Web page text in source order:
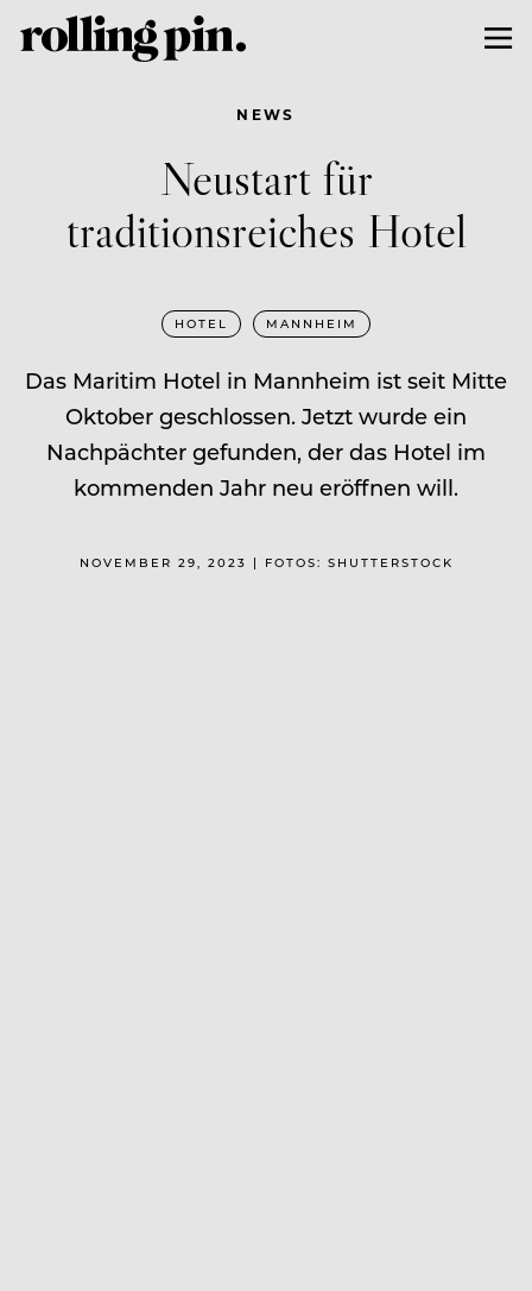
NEWS
Neustart für
traditionsreiches Hotel
HOTEL MANNHEIM
Das Maritim Hotel in Mannheim ist seit Mitte
Oktober geschlossen. Jetzt wurde ein
Nachpächter gefunden, der das Hotel im
kommenden Jahr neu eröffnen will.
NOVEMBER 29, 2023 | FOTOS: SHUTTERSTOCK